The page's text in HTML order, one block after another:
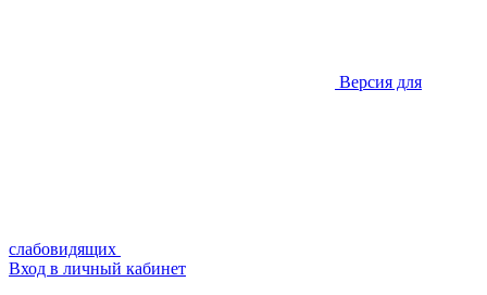
Версия для
слабовидящих
Вход в личный кабинет